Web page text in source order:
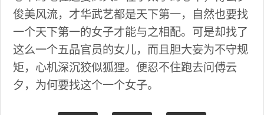
俊美风流，才华武艺都是天下第一，自然也要找
一个天下第一的女子才能与之相配。可是却找了
这么一个五品官员的女儿，而且胆大妄为不守规
矩，心机深沉狡似狐狸。便忍不住跑去问傅云
夕，为何要找这个一个女子。